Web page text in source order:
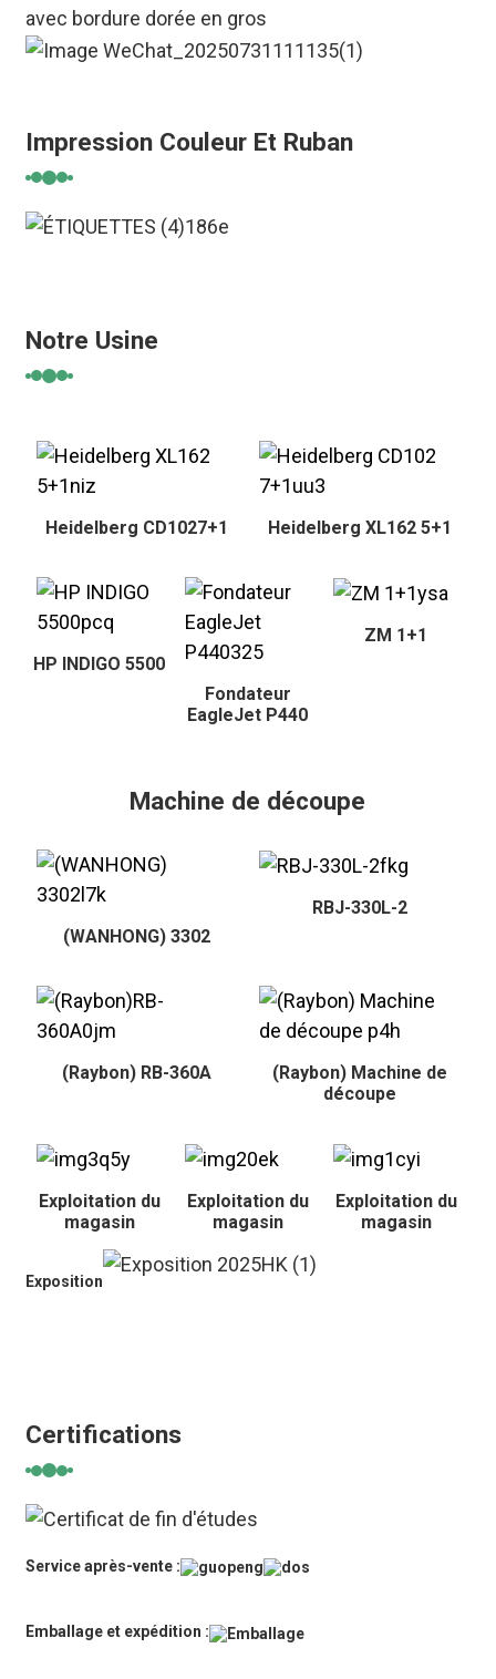
avec bordure dorée en gros
Impression Couleur Et Ruban
Notre Usine
Heidelberg CD1027+1 Heidelberg XL162 5+1
HP INDIGO 5500
Fondateur
EagleJet P440
ZM 1+1
Machine de découpe
(WANHONG) 3302
RBJ-330L-2
(Raybon) RB-360A
(Raybon) Machine de
découpe
Exploitation du
magasin
Exploitation du
magasin
Exploitation du
magasin
Exposition
Certifications
Service après-vente :
Emballage et expédition :